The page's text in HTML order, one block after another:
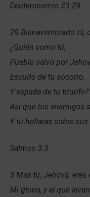
Deuteronomio 33:29
29 Bienaventurado tú,
¿Quién como tú,
Pueblo salvo por
Escudo de tu socorro,
Y espada de tu triunfo?
Así que tus enemigos
Y tú hollarás sobre sus
Salmos 3:3
3 Mas tú, Jehová,
Mi gloria, y el que